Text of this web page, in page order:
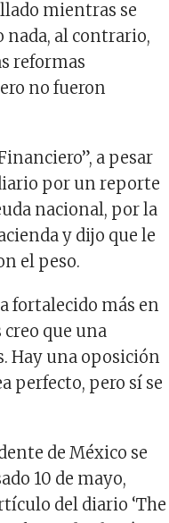
mientras se
al contrario,
reformas
no fueron
a pesar
por un reporte
nacional, por la
y dijo que le
el peso.
fortalecido más en
que una
Hay una oposición
perfecto, pero sí se
de México se
10 de mayo,
del diario ‘The